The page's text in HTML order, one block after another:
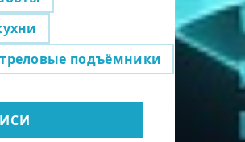
подъёмники